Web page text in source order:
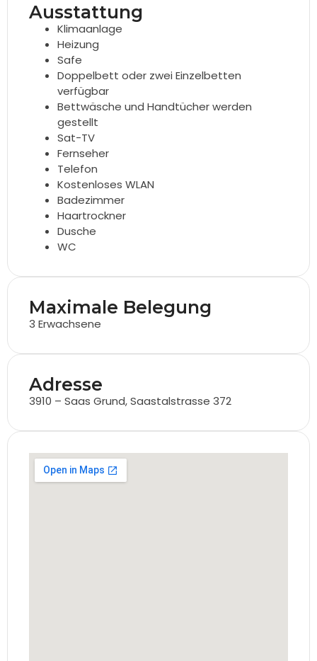
Ausstattung
Klimaanlage
Heizung
Safe
Doppelbett oder zwei Einzelbetten
verfügbar
Bettwäsche und Handtücher werden
gestellt
Sat-TV
Fernseher
Telefon
Kostenloses WLAN
Badezimmer
Haartrockner
Dusche
WC
Maximale Belegung
3 Erwachsene
Adresse
3910 – Saas Grund, Saastalstrasse 372